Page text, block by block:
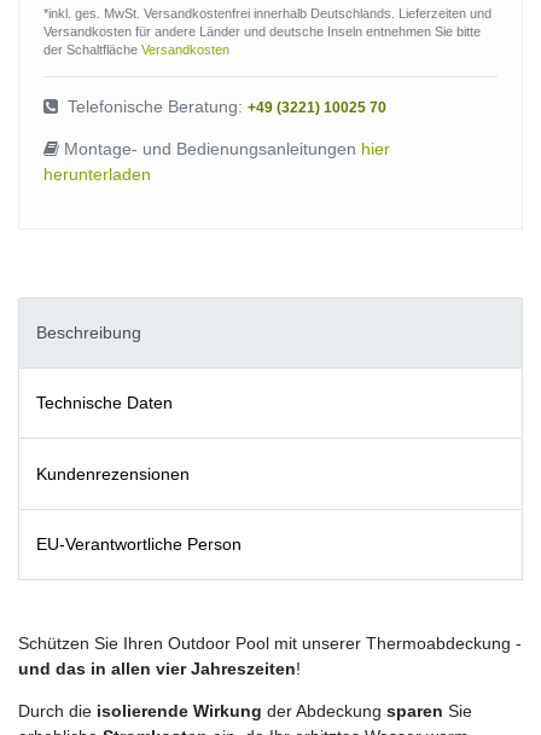
*inkl. ges. MwSt. Versandkostenfrei innerhalb Deutschlands. Lieferzeiten und
Versandkosten für andere Länder und deutsche Inseln entnehmen Sie bitte
der Schaltfläche Versandkosten
Telefonische Beratung: +49 (3221) 10025 70
Montage- und Bedienungsanleitungen hier
herunterladen
Beschreibung
Technische Daten
Kundenrezensionen
EU-Verantwortliche Person
Schützen Sie Ihren Outdoor Pool mit unserer Thermoabdeckung -
und das in allen vier Jahreszeiten!
Durch die isolierende Wirkung der Abdeckung sparen Sie